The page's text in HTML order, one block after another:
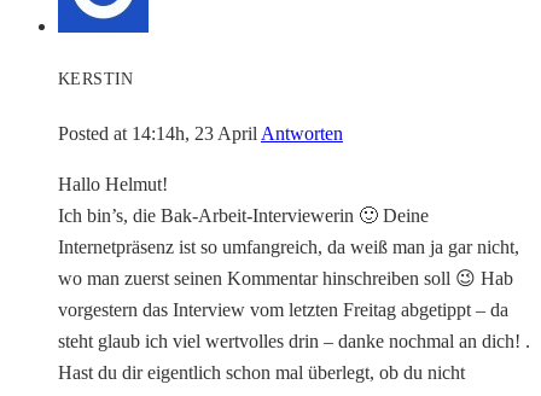
KERSTIN
Posted at 14:14h, 23 April Antworten
Hallo Helmut!
Ich bin’s, die Bak-Arbeit-Interviewerin 🙂 Deine
Internetpräsenz ist so umfangreich, da weiß man ja gar nicht,
wo man zuerst seinen Kommentar hinschreiben soll 😉 Hab
vorgestern das Interview vom letzten Freitag abgetippt – da
steht glaub ich viel wertvolles drin – danke nochmal an dich! .
Hast du dir eigentlich schon mal überlegt, ob du nicht